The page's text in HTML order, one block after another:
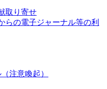
取り寄せ
らの電子ジャーナル等の利
注意喚起）